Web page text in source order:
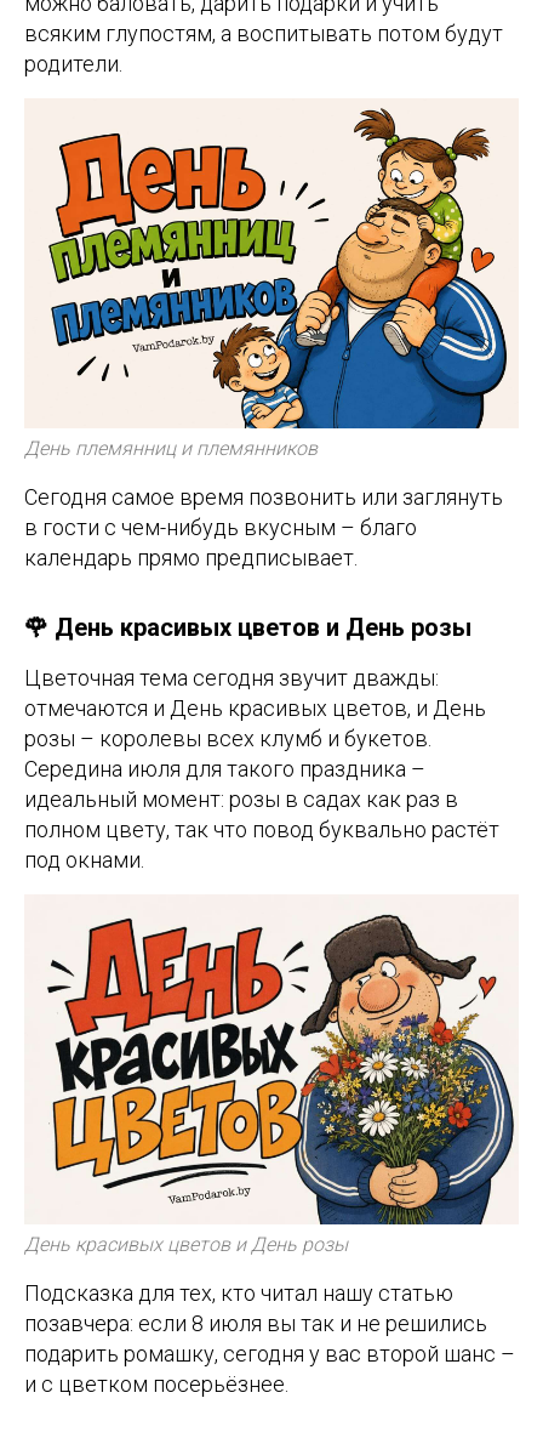
всяким глупостям, а воспитывать потом будут
родители.
День племянниц и племянников
Сегодня самое время позвонить или заглянуть
в гости с чем-нибудь вкусным – благо
календарь прямо предписывает.
🌹 День красивых цветов и День розы
Цветочная тема сегодня звучит дважды:
отмечаются и День красивых цветов, и День
розы – королевы всех клумб и букетов.
Середина июля для такого праздника –
идеальный момент: розы в садах как раз в
полном цвету, так что повод буквально растёт
под окнами.
День красивых цветов и День розы
Подсказка для тех, кто читал нашу статью
позавчера: если 8 июля вы так и не решились
подарить ромашку, сегодня у вас второй шанс –
и с цветком посерьёзнее.